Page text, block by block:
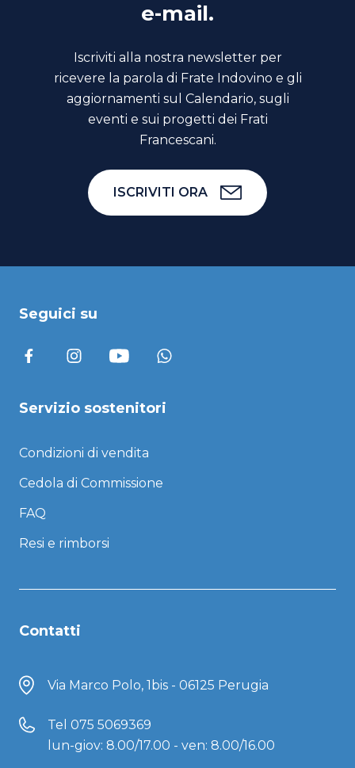
e-mail.
Iscriviti alla nostra newsletter per
ricevere la parola di Frate Indovino e gli
aggiornamenti sul Calendario, sugli
eventi e sui progetti dei Frati
Francescani.
ISCRIVITI ORA
Seguici su
Servizio sostenitori
Condizioni di vendita
Cedola di Commissione
FAQ
Resi e rimborsi
Contatti
Via Marco Polo, 1bis - 06125 Perugia
Tel 075 5069369
lun-giov: 8.00/17.00 - ven: 8.00/16.00